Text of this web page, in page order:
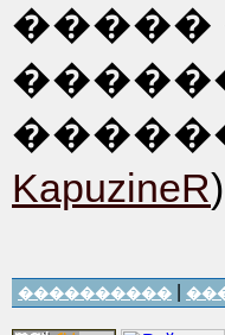
�����
KapuzineR
����������